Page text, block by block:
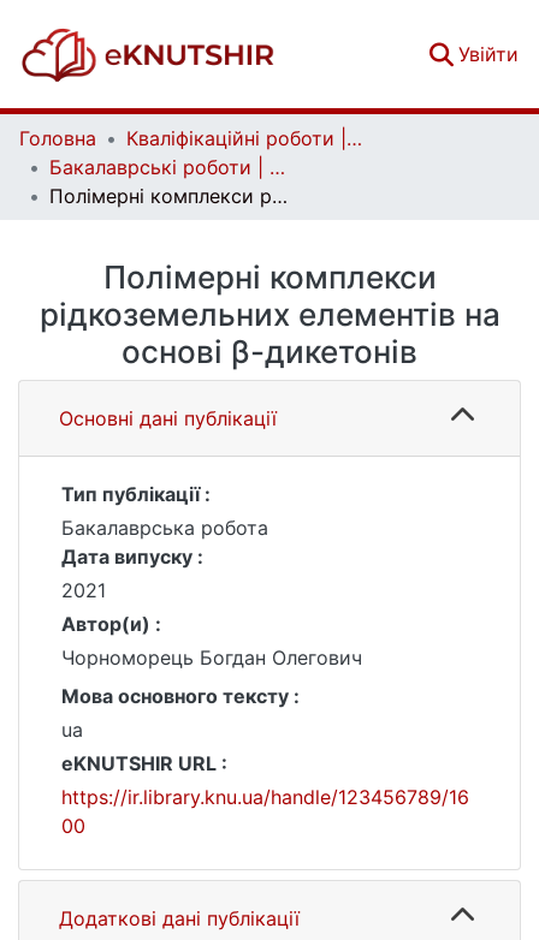
Увійти
Головна
Кваліфікаційні роботи | Qualifying works
Бакалаврські роботи | Bachelor theses
Полімерні комплекси рідкоземельних елементів на основі β-дикетонів
Полімерні комплекси
рідкоземельних елементів на
основі β-дикетонів
Основні дані публікації
Тип публікації :
Бакалаврська робота
Дата випуску :
2021
Автор(и) :
Чорноморець Богдан Олегович
Мова основного тексту :
ua
eKNUTSHIR URL :
https://ir.library.knu.ua/handle/123456789/16
00
Додаткові дані публікації